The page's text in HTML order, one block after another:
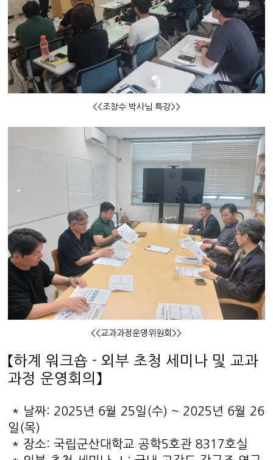
<<조창수 박사님 특강>>
<<교과과정운영위원회>>
【하계 워크숍 - 외부 초청 세미나 및 교과
과정 운영회의】
* 날짜: 2025년 6월 25일(수) ~ 2025년 6월 26
일(목)
* 장소: 국립군산대학교 공학5호관 8317호실